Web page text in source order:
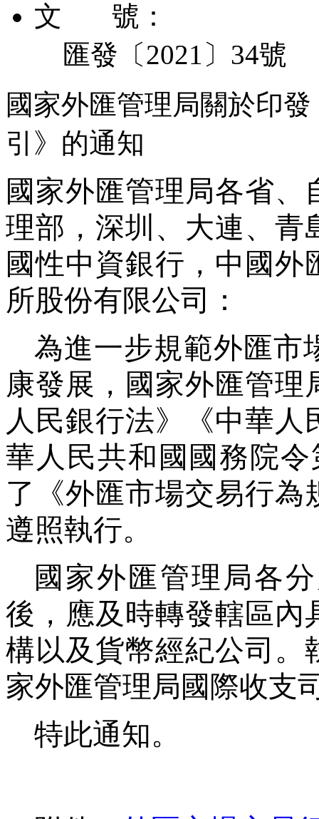
文 號：
匯發〔2021〕34號
國家外匯管理局關於印
引》的通知
國家外匯管理局各省
理部，深圳、大連、青
國性中資銀行，中國
所股份有限公司：
為進一步規範外匯市
康發展，國家外匯管
人民銀行法》《中華
華人民共和國國務院令
了《外匯市場交易行為
遵照執行。
國家外匯管理局各
後，應及時轉發轄區內
構以及貨幣經紀公司。
家外匯管理局國際收支
特此通知。